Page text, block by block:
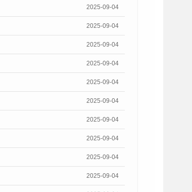
2025-09-04
2025-09-04
2025-09-04
2025-09-04
2025-09-04
2025-09-04
2025-09-04
2025-09-04
2025-09-04
2025-09-04